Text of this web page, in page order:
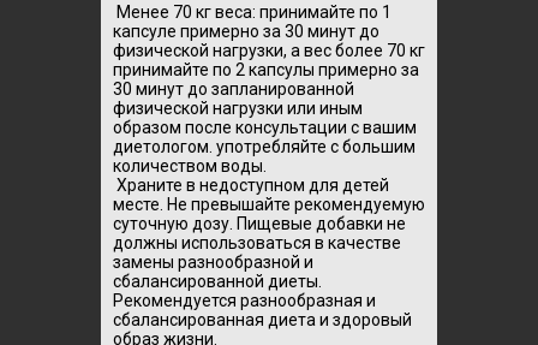
Менее 70 кг веса: принимайте по 1
капсуле примерно за 30 минут до
физической нагрузки, а вес более 70 кг
принимайте по 2 капсулы примерно за
30 минут до запланированной
физической нагрузки или иным
образом после консультации с вашим
диетологом. употребляйте с большим
количеством воды.
Храните в недоступном для детей
месте. Не превышайте рекомендуемую
суточную дозу. Пищевые добавки не
должны использоваться в качестве
замены разнообразной и
сбалансированной диеты.
Рекомендуется разнообразная и
сбалансированная диета и здоровый
образ жизни.